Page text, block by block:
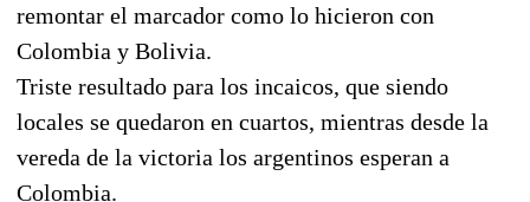
remontar el marcador como lo hicieron con
Colombia y Bolivia.
Triste resultado para los incaicos, que siendo
locales se quedaron en cuartos, mientras desde la
vereda de la victoria los argentinos esperan a
Colombia.